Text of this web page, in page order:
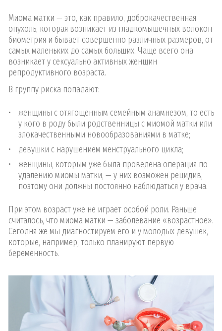
Миома матки — это, как правило, доброкачественная
опухоль, которая возникает из гладкомышечных волокон
биометрия и бывает совершенно различных размеров, от
самых маленьких до самых больших. Чаще всего она
возникает у сексуально активных женщин
репродуктивного возраста.
В группу риска попадают:
женщины с отягощенным семейным анамнезом, то есть
у кого в роду были родственницы с миомой матки или
злокачественными новообразованиями в матке;
девушки с нарушением менструального цикла;
женщины, которым уже была проведена операция по
удалению миомы матки, — у них возможен рецидив,
поэтому они должны постоянно наблюдаться у врача.
При этом возраст уже не играет особой роли. Раньше
считалось, что миома матки — заболевание «возрастное».
Сегодня же мы диагностируем его и у молодых девушек,
которые, например, только планируют первую
беременность.